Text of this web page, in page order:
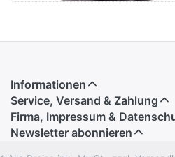
Informationen
Service, Versand & Zahlung
Firma, Impressum &
Newsletter abonnieren